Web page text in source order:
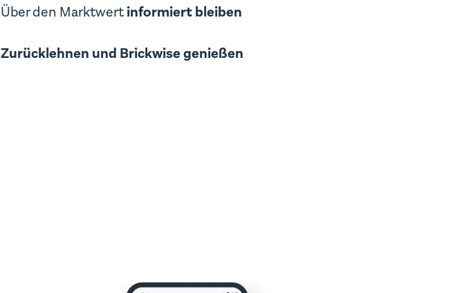
Über den Marktwertinformiert bleiben
Zurücklehnen und Brickwise genießen